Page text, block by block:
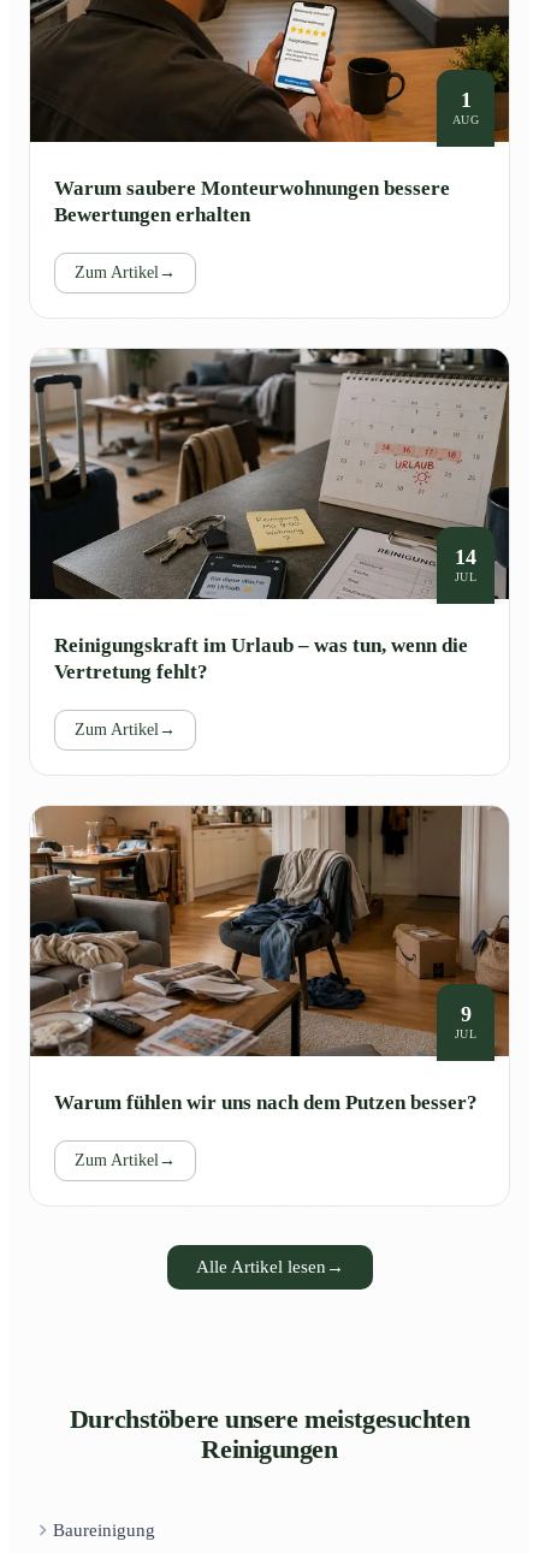
1
AUG
Warum saubere Monteurwohnungen bessere
Bewertungen erhalten
Zum Artikel →
14
JUL
Reinigungskraft im Urlaub – was tun, wenn die
Vertretung fehlt?
Zum Artikel →
9
JUL
Warum fühlen wir uns nach dem Putzen besser?
Zum Artikel →
Alle Artikel lesen →
Durchstöbere unsere meistgesuchten
Reinigungen
Baureinigung